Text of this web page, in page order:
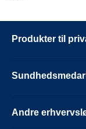
Produkter til
Andre